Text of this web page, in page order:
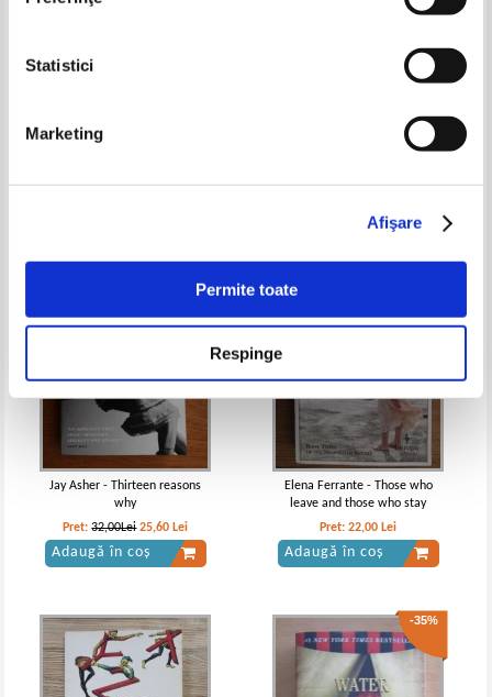
Statistici
Marketing
Afişare
Permite toate
Respinge
Adaugă în coș
Judith Lennox - Catching the tide
Adaugă în coș
Jay Asher - Thirteen reasons
why
Pret:32,00Lei 25,60 Lei
Adaugă în coș
Elena Ferrante - Those who
leave and those who stay
Pret:22,00 Lei
Adaugă în coș
-35%